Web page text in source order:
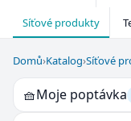
Síťové produkty
Domů›Katalog›Síťové
🧺Moje poptávka